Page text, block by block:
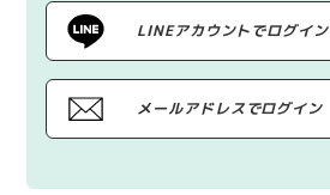
LINEアカウントでログイン
メールアドレスでログイン